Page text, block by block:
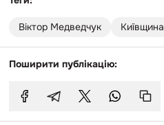
Віктор Медведчук Київщина
Поширити публікацію: